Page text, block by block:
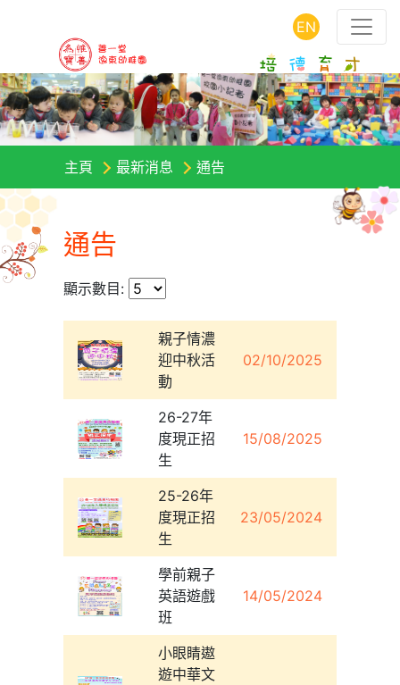
EN
主頁 最新消息 通告
通告
顯示數目:
親子情濃
迎中秋活
動
02/10/2025
26-27年
度現正招
生
15/08/2025
25-26年
度現正招
生
23/05/2024
學前親子
英語遊戲
班
14/05/2024
小眼睛遨
遊中華文